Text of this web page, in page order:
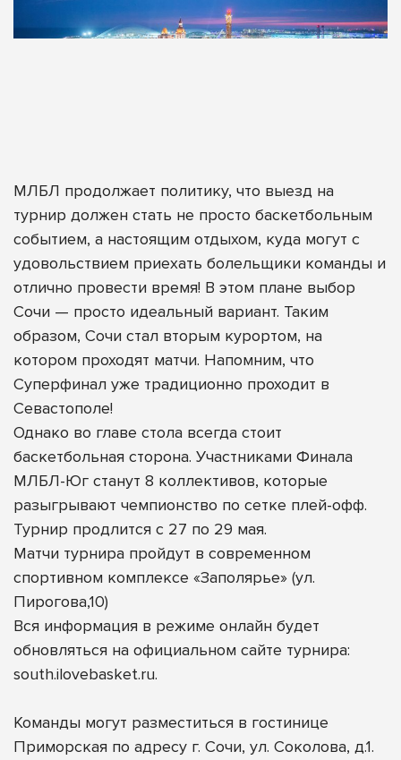
МЛБЛ продолжает политику, что выезд на
турнир должен стать не просто баскетбольным
событием, а настоящим отдыхом, куда могут с
удовольствием приехать болельщики команды и
отлично провести время! В этом плане выбор
Сочи — просто идеальный вариант. Таким
образом, Сочи стал вторым курортом, на
котором проходят матчи. Напомним, что
Суперфинал уже традиционно проходит в
Севастополе!
Однако во главе стола всегда стоит
баскетбольная сторона. Участниками Финала
МЛБЛ-Юг станут 8 коллективов, которые
разыгрывают чемпионство по сетке плей-офф.
Турнир продлится с 27 по 29 мая.
Матчи турнира пройдут в современном
спортивном комплексе «Заполярье» (ул.
Пирогова,10)
Вся информация в режиме онлайн будет
обновляться на официальном сайте турнира:
south.ilovebasket.ru.
Команды могут разместиться в гостинице
Приморская по адресу г. Сочи, ул. Соколова, д.1.